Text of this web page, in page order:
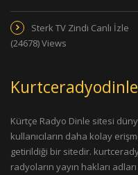
Sterk TV Zindi Canlı İzle
(24678) Views
Kürtçe Radyo Dinle sitesi
kullanıcıların daha kolay
getirildiği bir sitedir.
radyoların yayın hakları